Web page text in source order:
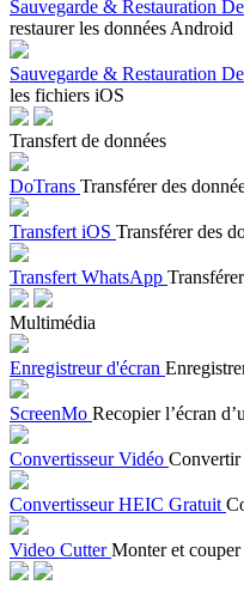
Sauvegarde & Restauration
restaurer les données Android
Sauvegarde & Restauration
les fichiers iOS
Transfert de données
DoTrans Transférer des
Transfert iOS Transférer des
Transfert WhatsApp
Multimédia
Enregistreur d'écran
ScreenMo Recopier l’écran
Convertisseur Vidéo Convertir
Convertisseur HEIC Gratuit
Video Cutter Monter et